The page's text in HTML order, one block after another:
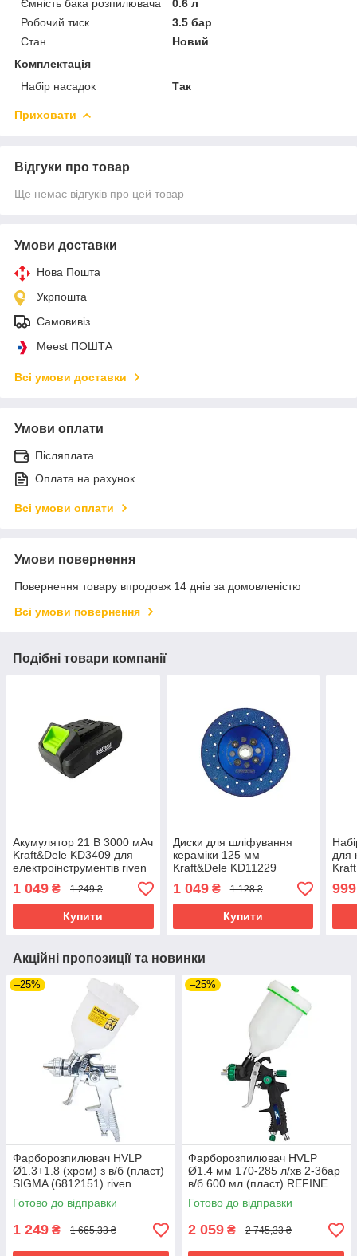
Ємність бака розпилювача
0.6 л
Робочий тиск
3.5 бар
Стан
Новий
Комплектація
Набір насадок
Так
Приховати
Відгуки про товар
Ще немає відгуків про цей товар
Умови доставки
Нова Пошта
Укрпошта
Самовивіз
Meest ПОШТА
Всі умови доставки
Умови оплати
Післяплата
Оплата на рахунок
Всі умови оплати
Умови повернення
Повернення товару впродовж 14 днів за домовленістю
Всі умови повернення
Подібні товари компанії
Акумулятор 21 В 3000 мАч
Kraft&Dele KD3409 для
електроінструментів riven
1 049 ₴ 1 249 ₴
Купити
Диски для шліфування
кераміки 125 мм
Kraft&Dele KD11229
алмазні диски для зняття
фаски riven
1 049₴ 1 128 ₴
Купити
для
999
Акційні пропозиції та новинки
–25%
Фарборозпилювач HVLP
Ø1.3+1.8 (хром) з в/б (пласт)
SIGMA (6812151) riven
Готово до відправки
1 249 ₴ 1 665,33 ₴
–25%
Фарборозпилювач HVLP
Ø1.4 мм 170-285 л/хв 2-3бар
в/б 600 мл (пласт) REFINE
(6812351) riven
Готово до відправки
2 059 ₴ 2 745,33 ₴